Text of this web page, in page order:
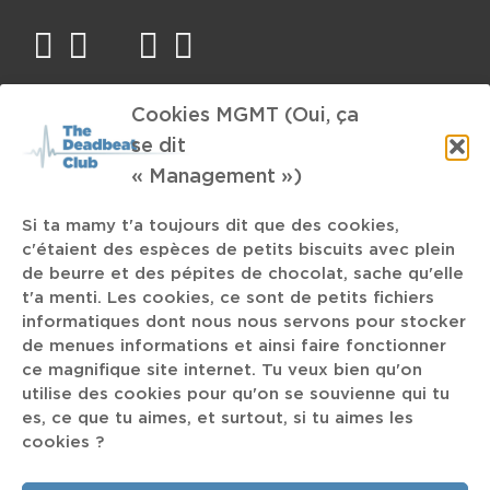
Cookies MGMT (Oui, ça
se dit
« Management »)
Si ta mamy t'a toujours dit que des cookies,
c'étaient des espèces de petits biscuits avec plein
de beurre et des pépites de chocolat, sache qu'elle
t'a menti. Les cookies, ce sont de petits fichiers
informatiques dont nous nous servons pour stocker
de menues informations et ainsi faire fonctionner
ce magnifique site internet. Tu veux bien qu'on
utilise des cookies pour qu'on se souvienne qui tu
es, ce que tu aimes, et surtout, si tu aimes les
cookies ?
facebook
twitter
mail instagram
Ninja Tune
Aluk Todolo RIP heavy fanfare Wiegedood
Lin Manuel Miranda The Sundays
The Experimental Tropic Blues Band
superband Wu-Lu
Ten UK